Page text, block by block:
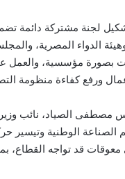
لجنة مشتركة دائمة تضم
الدواء المصرية،
بصورة مؤسسية،
ورفع كفاءة منظومة
مصطفى الصياد، نائب
الوطنية وتيسير
قد تواجه القطاع، بما